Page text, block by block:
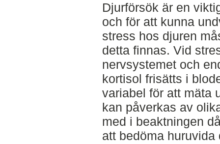
Djurförsök är en
och för att kunna
stress hos djuren
detta finnas. Vid
nervsystemet och
kortisol frisätts i
variabel för att mäta
kan påverkas av
med i beaktningen
att bedöma